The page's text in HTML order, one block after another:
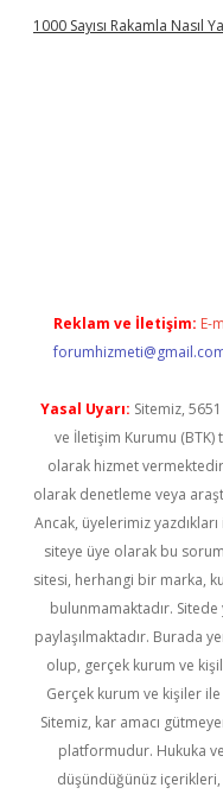
1000 Sayısı Rakamla Nasıl
Reklam ve İletişim: E-
Yasal Uyarı: Sitemiz,
ve İletişim Kurumu (BTK)
olarak hizmet
olarak denetleme veya
Ancak, üyelerimiz
siteye üye olarak bu
sitesi, herhangi bir marka,
bulunmamaktadır. Sitede
paylaşılmaktadır. Burada
olup, gerçek kurum ve
Gerçek kurum ve kişiler
Sitemiz, kar amacı
platformudur. Hukuka
düşündüğünüz içerikleri,